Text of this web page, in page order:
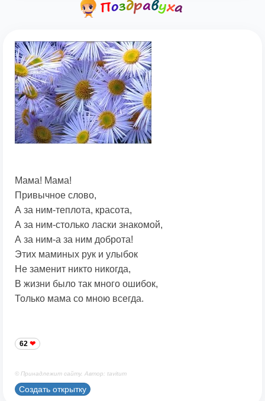
Мама! Мама!
Привычное слово,
А за ним-теплота, красота,
А за ним-столько ласки знакомой,
А за ним-а за ним доброта!
Этих маминых рук и улыбок
Не заменит никто никогда,
В жизни было так много ошибок,
Только мама со мною всегда.
62
© Принадлежит сайту. Автор: tavitum
Создать открытку